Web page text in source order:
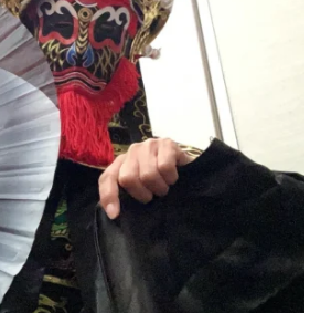
2 X
さらに読み込む